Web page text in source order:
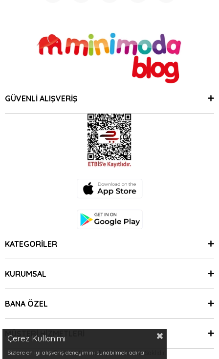
GÜVENLİ ALIŞVERİŞ
KATEGORİLER
KURUMSAL
BANA ÖZEL
MÜŞTERİ HİZMETLERİ
© 2024 Minimoda | Tüm Hakları Saklıdır.
Çerez Kullanımı
Sizlere en iyi alışveriş deneyimini sunabilmek adına